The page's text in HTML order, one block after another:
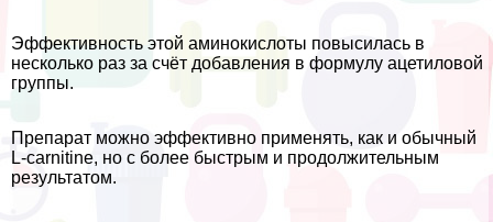
Эффективность этой аминокислоты повысилась в
несколько раз за счёт добавления в формулу ацетиловой
группы.
Препарат можно эффективно применять, как и обычный
L-сarnitine, но с более быстрым и продолжительным
результатом.